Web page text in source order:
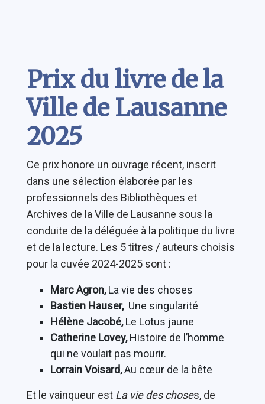
Prix du livre de la
Ville de Lausanne
2025
Ce prix honore un ouvrage récent, inscrit
dans une sélection élaborée par les
professionnels des Bibliothèques et
Archives de la Ville de Lausanne sous la
conduite de la déléguée à la politique du livre
et de la lecture. Les 5 titres / auteurs choisis
pour la cuvée 2024-2025 sont :
Marc Agron,La vie des choses
Bastien Hauser, Une singularité
Hélène Jacobé,Le Lotus jaune
Catherine Lovey,Histoire de l’homme
qui ne voulait pas mourir.
Lorrain Voisard,Au cœur de la bête
Et le vainqueur est La vie des choses, de